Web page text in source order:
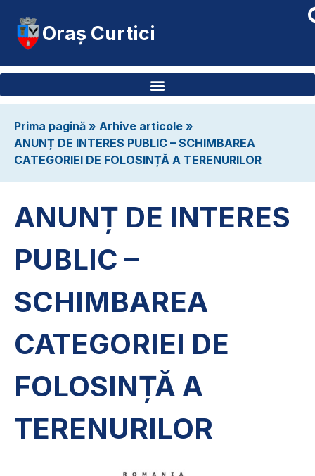
Oraș Curtici
Prima pagină » Arhive articole »
ANUNȚ DE INTERES PUBLIC – SCHIMBAREA
CATEGORIEI DE FOLOSINȚĂ A TERENURILOR
ANUNȚ DE INTERES
PUBLIC –
SCHIMBAREA
CATEGORIEI DE
FOLOSINȚĂ A
TERENURILOR